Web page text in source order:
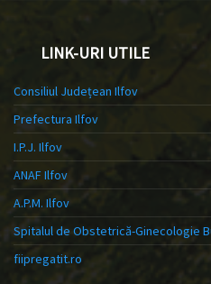
LINK-URI UTILE
Consiliul Județean Ilfov
Prefectura Ilfov
I.P.J. Ilfov
ANAF Ilfov
A.P.M. Ilfov
Spitalul de Obstetrică-Ginecologie
fiipregatit.ro